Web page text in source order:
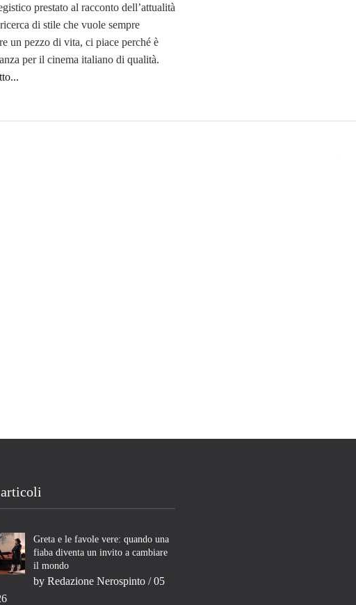
prestato al racconto dell’attualità
di stile che vuole sempre
un pezzo di vita, ci piace perché è
per il cinema italiano di qualità.
Greta e le favole vere: quando una
fiaba diventa un invito a cambiare
il mondo
by Redazione Nerospinto / 05